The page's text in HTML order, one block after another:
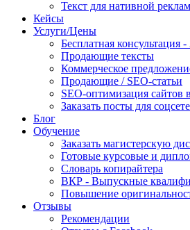
Текст для нативной
Кейсы
Услуги/Цены
Бесплатная консультация
Продающие тексты
Коммерческое
Продающие / SEO-статьи
SEO-оптимизация сайтов
Заказать посты для
Блог
Обучение
Заказать магистерскую
Готовые курсовые и
Словарь копирайтера
ВКР - Выпускные
Повышение
Отзывы
Рекомендации